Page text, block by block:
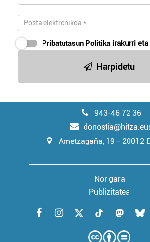
Pribatutasun Politika irakurri
Harpidetu
943-46 72 36
Ametzagaña, 19 - 20012
Nor gara
Publizitatea